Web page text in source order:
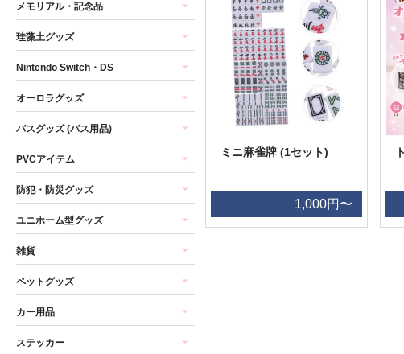
ミニ麻雀牌 (1セット)
1,000円〜
メモリアル・記念品
珪藻土グッズ
Nintendo Switch・DS
オーロラグッズ
バスグッズ (バス用品)
PVCアイテム
防犯・防災グッズ
ユニホーム型グッズ
雑貨
ペットグッズ
カー用品
ステッカー